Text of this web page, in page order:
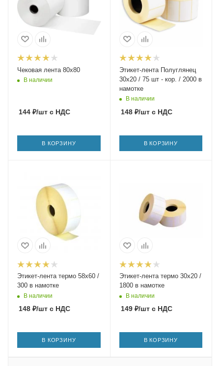
Чековая лента 80х80
В наличии
144 ₽/шт с НДС
В КОРЗИНУ
Этикет-лента Полуглянец
30х20 / 75 шт - кор. / 2000 в
намотке
В наличии
148₽/штс НДС
В КОРЗИНУ
Этикет-лента термо 58х60 /
300 в намотке
В наличии
148 ₽/шт с НДС
В КОРЗИНУ
Этикет-лента термо 30х20 /
1800 в намотке
В наличии
149₽/штс НДС
В КОРЗИНУ